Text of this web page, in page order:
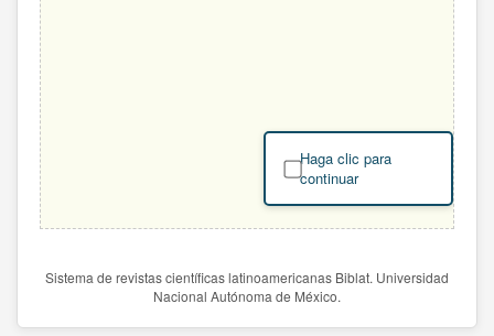
Haga clic para
continuar
Sistema de revistas científicas latinoamericanas Biblat. Universidad
Nacional Autónoma de México.